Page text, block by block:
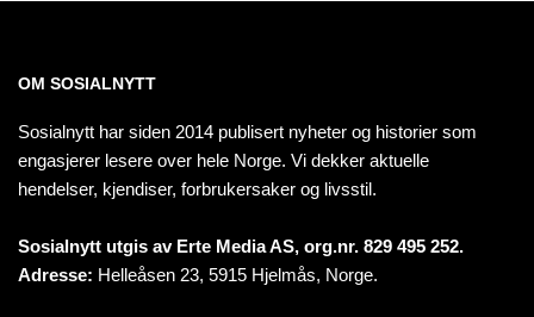
OM SOSIALNYTT
Sosialnytt har siden 2014 publisert nyheter og historier som
engasjerer lesere over hele Norge. Vi dekker aktuelle
hendelser, kjendiser, forbrukersaker og livsstil.
Sosialnytt utgis av Erte Media AS, org.nr. 829 495 252.
Adresse: Helleåsen 23, 5915 Hjelmås, Norge.